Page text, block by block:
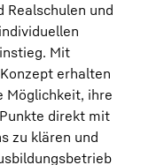
Realschulen und
Mit
erhalten
Möglichkeit, ihre
direkt mit
zu klären und